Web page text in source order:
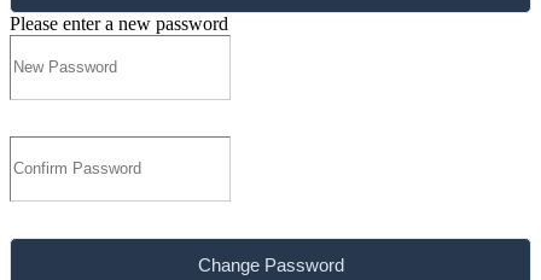
Please enter a new password
Change Password